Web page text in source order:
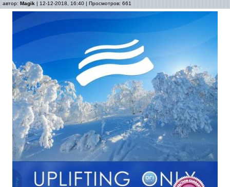
автор: Magik | 12-12-2018, 16:40 | Просмотров: 661